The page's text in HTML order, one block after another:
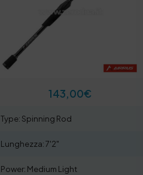
143,00€
Type: Spinning Rod
Lunghezza: 7'2"
Power: Medium Light